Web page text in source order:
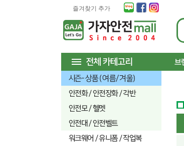
즐겨찾기 추가